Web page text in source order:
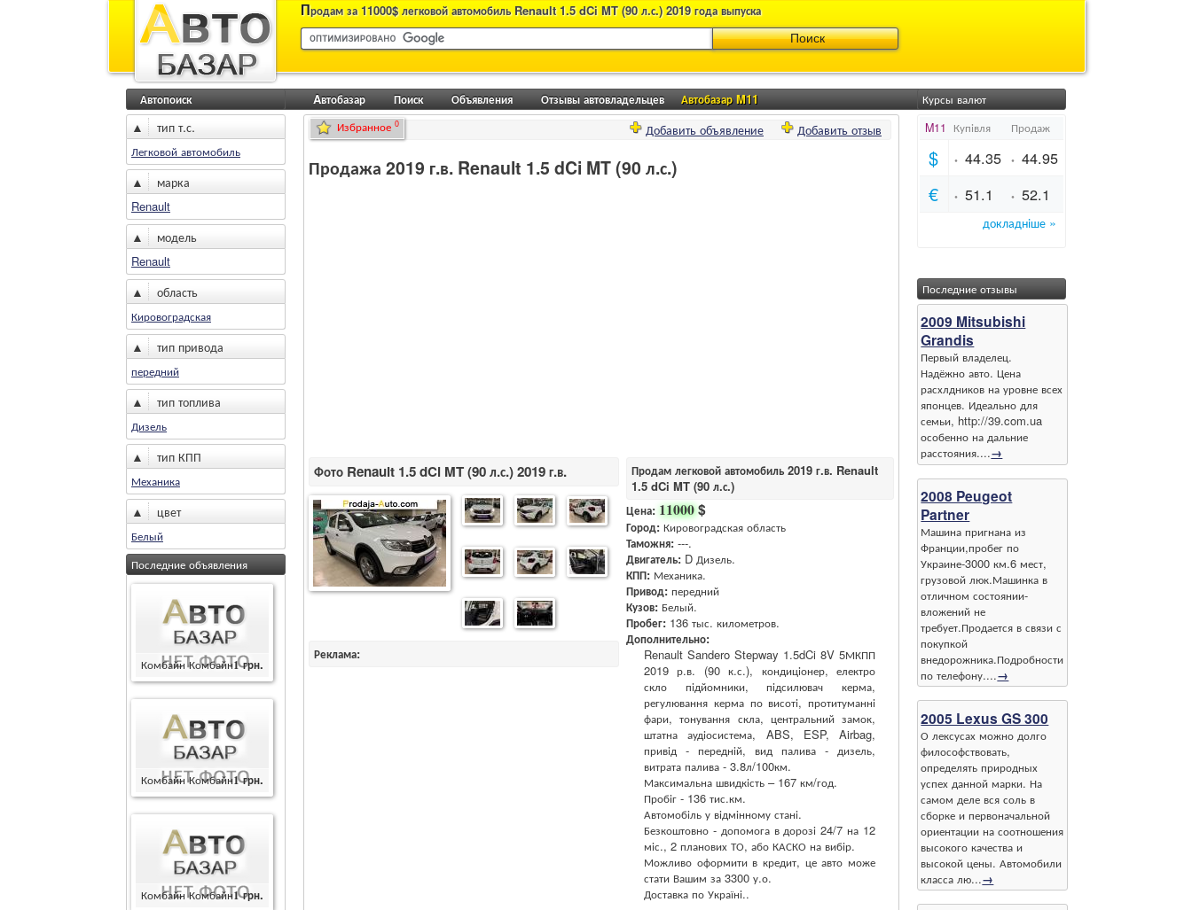
Продам за 11000$ легковой автомобиль Renault 1.5 dCi MT (90 л.с.) 2019 года выпуска
Aвтобазар Поиск Объявления Отзывы автовладельцев Автобазар M11
Автопоиск
▲ тип т.с.
Легковой автомобиль
▲ марка
Renault
▲ модель
Renault
▲ область
Кировоградская
▲ тип привода
передний
▲ тип топлива
Дизель
▲ тип КПП
Механика
▲ цвет
Белый
Последние объявления
Комбайн Комбайн1 грн.
Комбайн Комбайн1 грн.
Комбайн Комбайн1 грн.
Добавить отзыв
Добавить объявление
Избранное 0
Продажа 2019 г.в. Renault 1.5 dCi MT (90 л.с.)
Фото Renault 1.5 dCi MT (90 л.с.) 2019 г.в.
Реклама:
Продам легковой автомобиль 2019 г.в. Renault
1.5 dCi MT (90 л.с.)
Цена: 11000$
Город: Кировоградская область
Таможня: ---.
Двигатель: D Дизель.
КПП: Механика.
Привод: передний
Кузов: Белый.
Пробег: 136 тыс. километров.
Дополнительно:
Renault Sandero Stepway 1.5dCi 8V 5МКПП
2019 р.в. (90 к.с.), кондиціонер, електро
скло підйомники, підсилювач керма,
регулювання керма по висоті, протитуманні
фари, тонування скла, центральний замок,
штатна аудіосистема, ABS, ESP, Airbag,
привід - передній, вид палива - дизель,
витрата палива - 3.8л/100км.
Максимальна швидкість – 167 км/год.
Пробіг - 136 тис.км.
Автомобіль у відмінному стані.
Безкоштовно - допомога в дорозі 24/7 на 12
міс., 2 планових ТО, або КАСКО на вибір.
Можливо оформити в кредит, це авто може
стати Вашим за 3300 у.о.
Доставка по Україні..
Курсы валют
Последние отзывы
2009 Mitsubishi
Grandis
Первый владелец.
Надёжно авто. Цена
расхлдников на уровне всех
японцев. Идеально для
семьи, http://39.com.ua
особенно на дальние
расстояния....→
2008 Peugeot
Partner
Машина пригнана из
Франции,пробег по
Украине-3000 км.6 мест,
грузовой люк.Машинка в
отличном состоянии-
вложений не
требует.Продается в связи с
покупкой
внедорожника.Подробности
по телефону....→
2005 Lexus GS 300
О лексусах можно долго
философствовать,
определять природных
успех данной марки. На
самом деле вся соль в
сборке и первоначальной
ориентации на соотношения
высокого качества и
высокой цены. Автомобили
класса лю...→